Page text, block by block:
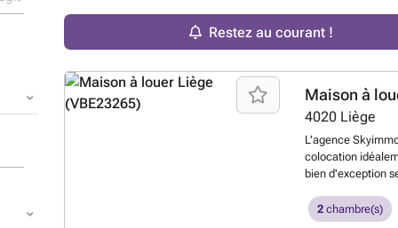
Restez au courant !
Maison à
4020 Liège
L'agence
colocation
bien d'exception
équipée
privative (9) -
2 chambre(s)